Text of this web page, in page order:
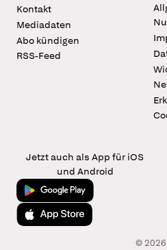
Kontakt
Mediadaten
Abo kündigen
RSS-Feed
Jetzt auch als App für iOS
und Android
Jetzt bei Google Play
Laden im App Store
©